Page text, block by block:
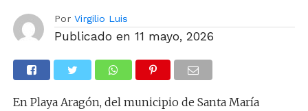
Por Virgilio Luis
Publicado en 11 mayo, 2026
En Playa Aragón, del municipio de Santa María